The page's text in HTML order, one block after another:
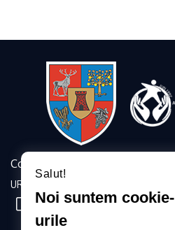
Contact
URMĂRIȚI-NE
Salut!
Noi suntem cookie-
urile